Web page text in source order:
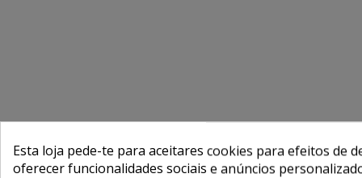
Esta loja pede-te para aceitares cookies para efeitos de
oferecer funcionalidades sociais e anúncios